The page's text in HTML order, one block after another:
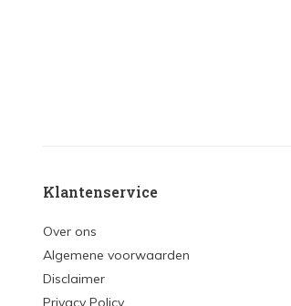
Klantenservice
Over ons
Algemene voorwaarden
Disclaimer
Privacy Policy